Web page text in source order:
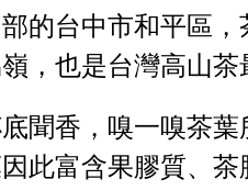
的台中市和平區
，也是台灣高山茶
底聞香，嗅一嗅茶
此富含果膠質、